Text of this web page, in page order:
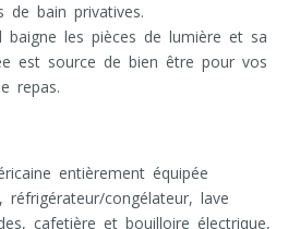
de bain privatives.
baigne les pièces de lumière et sa
est source de bien être pour vos
repas.
entièrement équipée
congélateur, lave
cafetière et bouilloire électrique,